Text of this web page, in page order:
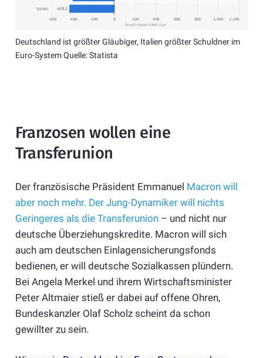
Deutschland ist größter Gläubiger, Italien größter Schuldner im
Euro-System Quelle: Statista
Franzosen wollen eine
Transferunion
Der französische Präsident Emmanuel Macron will
aber noch mehr. Der Jung-Dynamiker will nichts
Geringeres als die Transferunion– und nicht nur
deutsche Überziehungskredite. Macron will sich
auch am deutschen Einlagensicherungsfonds
bedienen, er will deutsche Sozialkassen plündern.
Bei Angela Merkel und ihrem Wirtschaftsminister
Peter Altmaier stieß er dabei auf offene Ohren,
Bundeskanzler Olaf Scholz scheint da schon
gewillter zu sein.